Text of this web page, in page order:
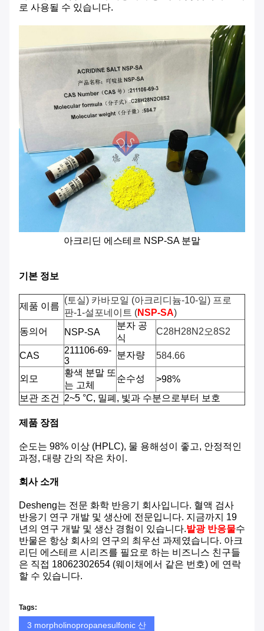
로 사용될 수 있습니다.
아크리딘 에스테르 NSP-SA 분말
기본 정보
제품 이름
(토실) 카바모일 (아크리디늄-10-일) 프로
판-1-설포네이트 (NSP-SA)
동의어
NSP-SA
분자 공
식
C28H 28N 2오8S2
CAS
211106-69-
3
분자량 584.66
외모
황색 분말 또
는 고체
순수성
>98%
보관 조건
2~5 °C, 밀폐, 빛과 수분으로부터 보호
제품 장점
순도는 98% 이상 (HPLC), 물 용해성이 좋고, 안정적인
과정, 대량 간의 작은 차이.
회사 소개
Desheng는 전문 화학 반응기 회사입니다. 혈액 검사
반응기 연구 개발 및 생산에 전문입니다. 지금까지 19
년의 연구 개발 및 생산 경험이 있습니다.발광 반응물수
반물은 항상 회사의 연구의 최우선 과제였습니다. 아크
리딘 에스테르 시리즈를 필요로 하는 비즈니스 친구들
은 직접 18062302654 (웨이채에서 같은 번호) 에 연락
할 수 있습니다.
Tags:
3 morpholinopropanesulfonic 산